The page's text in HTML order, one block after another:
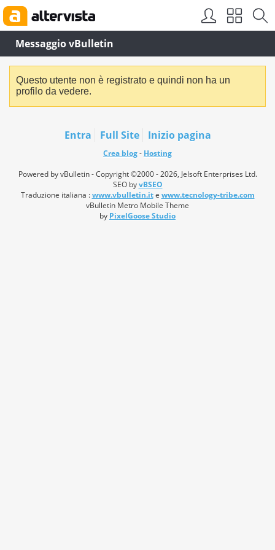
Messaggio vBulletin
Questo utente non è registrato e quindi non ha un
profilo da vedere.
Entra Full Site Inizio pagina
Crea blog- Hosting
Powered by vBulletin - Copyright ©2000 - 2026, Jelsoft Enterprises Ltd.
SEO byvBSEO
Traduzione italiana :www.vbulletin.ite www.tecnology-tribe.com
vBulletin Metro Mobile Theme
by PixelGoose Studio